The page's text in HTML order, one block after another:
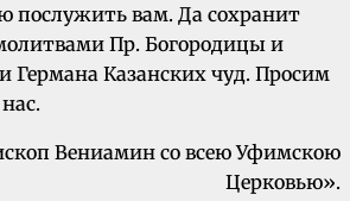
послужить вам. Да сохранит
Пр. Богородицы и
Германа Казанских чуд. Просим
Вениамин со всею Уфимскою
Церковью».